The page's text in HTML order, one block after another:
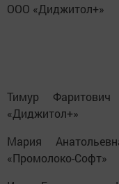
ООО «Диджитол+»
Тимур
«Диджитол+»
Мария
«Промолоко-Софт»